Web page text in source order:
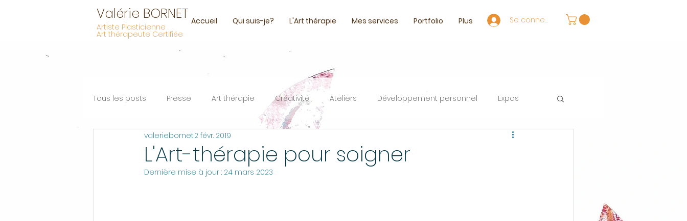
Accueil Qui suis-je? L'Art thérapie Mes services Portfolio Plus
Valérie BORNET
Artiste Plasticienne
Art thérapeute Certifiée
Se connecter
Tous les posts Presse Art thérapie Créativité Ateliers Développement personnel Expos
Formation
L'Art-thérapie pour soigner
valeriebornet2 févr. 2019
Dernière mise à jour : 24 mars 2023